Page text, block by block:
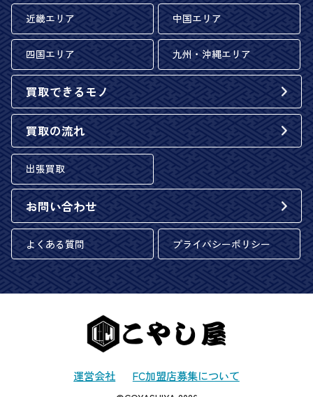
近畿エリア 中国エリア
四国エリア 九州・沖縄エリア
買取できるモノ
買取の流れ
出張買取
お問い合わせ
よくある質問 プライバシーポリシー
運営会社 FC加盟店募集について